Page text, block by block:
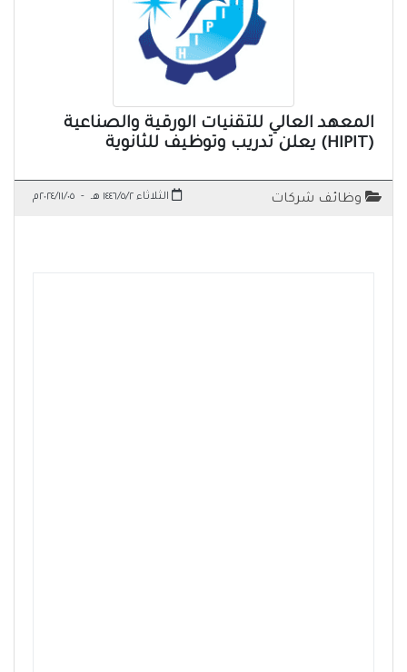
المعهد العالي للتقنيات الورقية والصناعية
(HIPIT) يعلن تدريب وتوظيف للثانوية
وظائف شركات الثلاثاء ١٤٤٦/٥/٢ هـ - ٢٠٢٤/١١/٠٥م